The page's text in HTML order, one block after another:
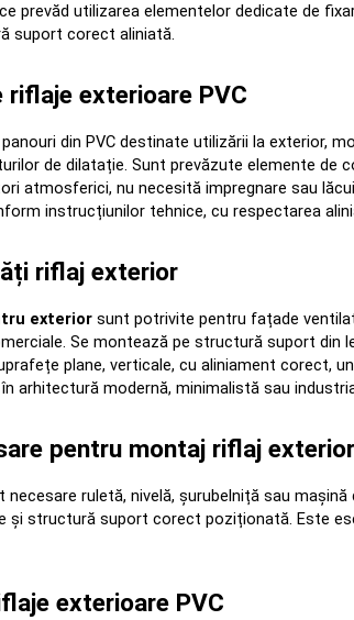
prevăd utilizarea elementelor dedicate de
suport corect aliniată.
riflaje exterioare PVC
din PVC destinate utilizării la exterior,
de dilatație. Sunt prevăzute elemente de
atmosferici, nu necesită impregnare sau
instrucțiunilor tehnice, cu respectarea
riflaj exterior
exterior sunt potrivite pentru fațade
Se montează pe structură suport
plane, verticale, cu aliniament corect,
arhitectură modernă, minimalistă sau
pentru montaj riflaj exterior
necesare ruletă, nivelă, șurubelniță sau
și structură suport corect poziționată. Este
exterioare PVC